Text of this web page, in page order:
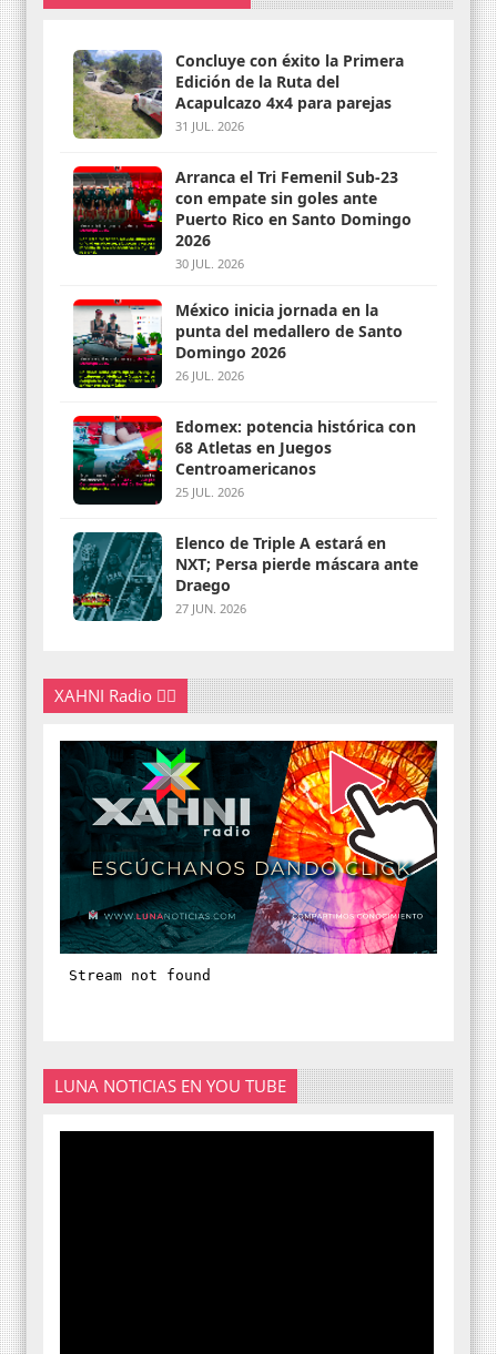
Concluye con éxito la Primera
Edición de la Ruta del
Acapulcazo 4x4 para parejas
31 JUL. 2026
Arranca el Tri Femenil Sub-23
con empate sin goles ante
Puerto Rico en Santo Domingo
2026
30 JUL. 2026
México inicia jornada en la
punta del medallero de Santo
Domingo 2026
26 JUL. 2026
Edomex: potencia histórica con
68 Atletas en Juegos
Centroamericanos
25 JUL. 2026
Elenco de Triple A estará en
NXT; Persa pierde máscara ante
Draego
27 JUN. 2026
XAHNI Radio 👇🏽
LUNA NOTICIAS EN YOU TUBE